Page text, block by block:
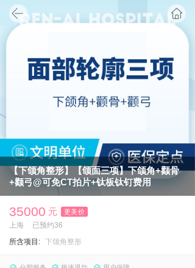
首页
【下颌角整形】【颌面三项】下颌角+颧骨
+颧弓@可免CT拍片+钛板钛钉费用
35000 元 更美价
上海
已预约36
所含项目: 下颌角整形